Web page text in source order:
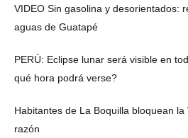
VIDEO Sin gasolina y desorientados:
aguas de Guatapé
PERÚ: Eclipse lunar será visible en
qué hora podrá verse?
Habitantes de La Boquilla bloquean
razón